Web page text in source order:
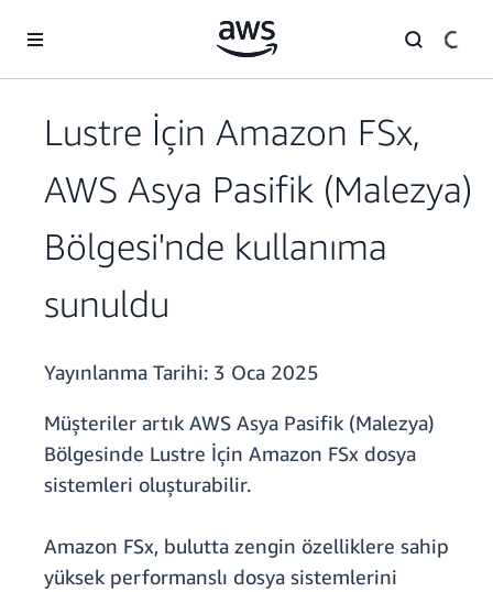
Lustre İçin Amazon FSx,
AWS Asya Pasifik (Malezya)
Bölgesi'nde kullanıma
sunuldu
Yayınlanma Tarihi: 3 Oca 2025
Müşteriler artık AWS Asya Pasifik (Malezya)
Bölgesinde Lustre İçin Amazon FSx dosya
sistemleri oluşturabilir.
Amazon FSx, bulutta zengin özelliklere sahip
yüksek performanslı dosya sistemlerini